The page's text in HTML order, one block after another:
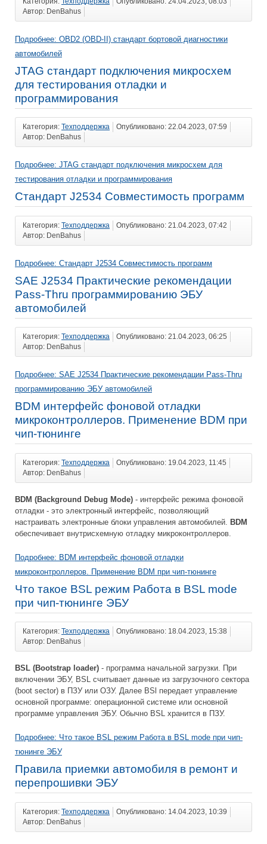
Автор: DenBahus
Подробнее: OBD2 (OBD-II) стандарт бортовой диагностики
автомобилей
JTAG стандарт подключения микросхем
для тестирования отладки и
программирования
Категория: Техподдержка
Опубликовано: 22.04.2023, 07:59
Автор: DenBahus
Подробнее: JTAG стандарт подключения микросхем для
тестирования отладки и программирования
Стандарт J2534 Совместимость программ
Категория: Техподдержка
Опубликовано: 21.04.2023, 07:42
Автор: DenBahus
Подробнее: Стандарт J2534 Совместимость программ
SAE J2534 Практические рекомендации
Pass-Thru программированию ЭБУ
автомобилей
Категория: Техподдержка
Опубликовано: 21.04.2023, 06:25
Автор: DenBahus
Подробнее: SAE J2534 Практические рекомендации Pass-Thru
программированию ЭБУ автомобилей
BDM интерфейс фоновой отладки
микроконтроллеров. Применение BDM при
чип-тюнинге
Категория: Техподдержка
Опубликовано: 19.04.2023, 11:45
Автор: DenBahus
BDM (Background Debug Mode) - интерфейс режима фоновой
отладки - это электронный интерфейс, позволяющий
настраивать электронные блоки управления автомобилей. BDM
обеспечивает внутрисхемную отладку микроконтроллеров.
Подробнее: BDM интерфейс фоновой отладки
микроконтроллеров. Применение BDM при чип-тюнинге
Что такое BSL режим Работа в BSL mode
при чип-тюнинге ЭБУ
Категория: Техподдержка
Опубликовано: 18.04.2023, 15:38
Автор: DenBahus
BSL (Bootstrap loader) - программа начальной загрузки. При
включении ЭБУ, BSL считывает данные из загрузочного сектора
(boot sector) в ПЗУ или ОЗУ. Далее BSl передает управление
основной программе: операционной системе или основной
программе управления ЭБУ. Обычно BSL хранится в ПЗУ.
Подробнее: Что такое BSL режим Работа в BSL mode при чип-
тюнинге ЭБУ
Правила приемки автомобиля в ремонт и
перепрошивки ЭБУ
Категория: Техподдержка
Опубликовано: 14.04.2023, 10:39
Автор: DenBahus